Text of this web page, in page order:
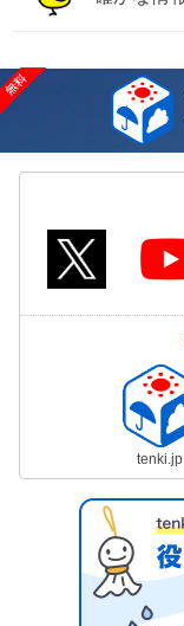
tenki.jp